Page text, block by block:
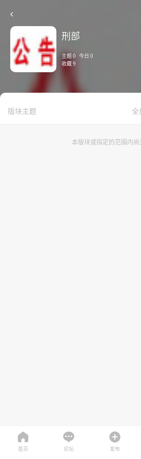
刑部
主题 0 今日 0
收藏 9
版块主题 全
本版块或指定的范围内尚
首页 论坛 发布